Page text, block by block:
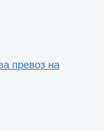
превоз на